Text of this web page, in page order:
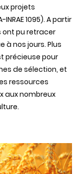
projets
1095). A partir
ont pu retracer
à nos jours. Plus
précieuse pour
de sélection, et
ressources
aux nombreux